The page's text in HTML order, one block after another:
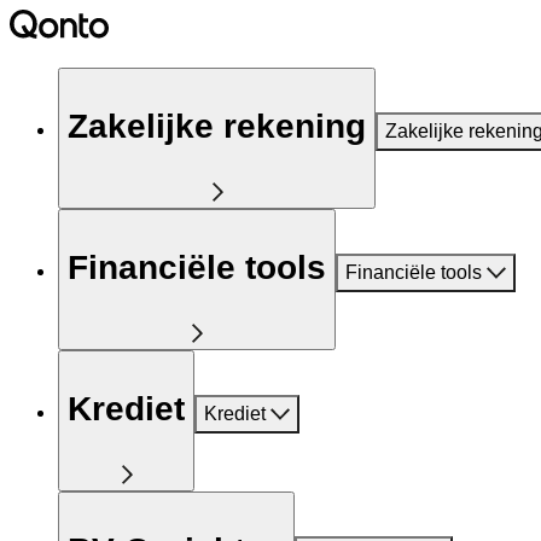
Zakelijke rekening Zakelijke
Financiële tools Financiële tools
Krediet Krediet